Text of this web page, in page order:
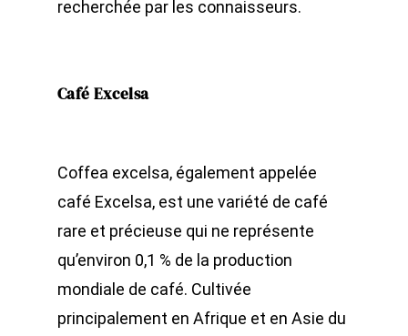
recherchée par les connaisseurs.
Café Excelsa
Coffea excelsa, également appelée
café Excelsa, est une variété de café
rare et précieuse qui ne représente
qu’environ 0,1 % de la production
mondiale de café. Cultivée
principalement en Afrique et en Asie du